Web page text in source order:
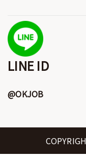
LINE ID
@OKJOB